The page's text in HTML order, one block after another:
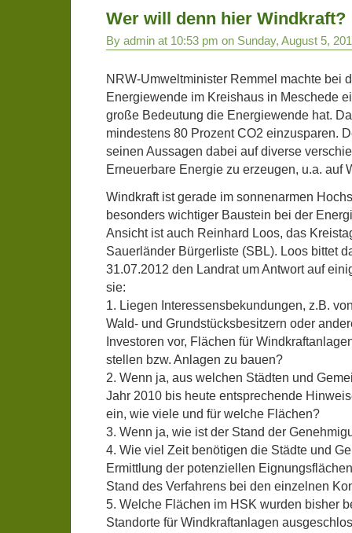
Wer will denn hier Windkraft?
By admin at 10:53 pm on Sunday, August 5,
NRW-Umweltminister Remmel machte bei
Energiewende im Kreishaus in Meschede
große Bedeutung die Energiewende hat.
mindestens 80 Prozent CO2 einzusparen.
seinen Aussagen dabei auf diverse
Erneuerbare Energie zu erzeugen, u.a. auf
Windkraft ist gerade im sonnenarmen
besonders wichtiger Baustein bei der
Ansicht ist auch Reinhard Loos, das
Sauerländer Bürgerliste (SBL). Loos bittet
31.07.2012 den Landrat um Antwort auf
sie:
1. Liegen Interessensbekundungen, z.B.
Wald- und Grundstücksbesitzern oder
Investoren vor, Flächen für
stellen bzw. Anlagen zu bauen?
2. Wenn ja, aus welchen Städten und
Jahr 2010 bis heute entsprechende
ein, wie viele und für welche Flächen?
3. Wenn ja, wie ist der Stand der
4. Wie viel Zeit benötigen die Städte und
Ermittlung der potenziellen
Stand des Verfahrens bei den einzelnen
5. Welche Flächen im HSK wurden bisher
Standorte für Windkraftanlagen